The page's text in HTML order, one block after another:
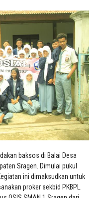
baksos di Balai Desa
Sragen. Dimulai pukul
ini dimaksudkan untuk
proker sekbid PKBPL.